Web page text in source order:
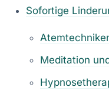
Sofortige
Meditation